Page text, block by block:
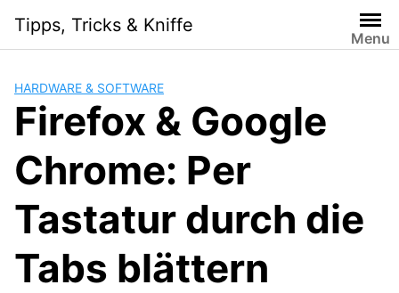
content
Tipps, Tricks & Kniffe
Menu
HARDWARE & SOFTWARE
Firefox & Google
Chrome: Per
Tastatur durch die
Tabs blättern